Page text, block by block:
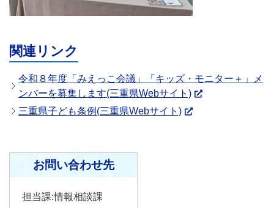
関連リンク
令和８年度「みえっこ会議」「キッズ・モニター＋」メ
ンバーを募集します(三重県Webサイト)
三重県子ども条例(三重県Webサイト)
お問い合わせ先
担当課:情報相談課